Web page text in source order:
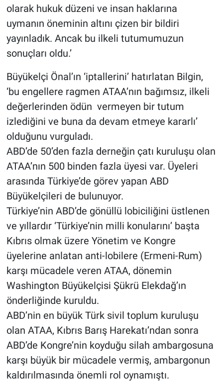
olarak hukuk düzeni ve insan haklarına
uymanın öneminin altını çizen bir bildiri
yayınladık. Ancak bu ilkeli tutumumuzun
sonuçları oldu.’
Büyükelçi Önal’ın ‘iptallerini’ hatırlatan Bilgin,
‘bu engellere ragmen ATAA’nın bağımsız, ilkeli
değerlerinden ödün vermeyen bir tutum
izlediğini ve buna da devam etmeye kararlı’
olduğunu vurguladı.
ABD’de 50’den fazla derneğin çatı kuruluşu olan
ATAA’nın 500 binden fazla üyesi var. Üyeleri
arasında Türkiye’de görev yapan ABD
Büyükelçileri de bulunuyor.
Türkiye’nin ABD’de gönüllü lobiciliğini üstlenen
ve yıllardır ‘Türkiye’nin milli konularını’ başta
Kıbrıs olmak üzere Yönetim ve Kongre
üyelerine anlatan anti-lobilere (Ermeni-Rum)
karşı mücadele veren ATAA, dönemin
Washington Büyükelçisi Şükrü Elekdağ’ın
önderliğinde kuruldu.
ABD’nin en büyük Türk sivil toplum kuruluşu
olan ATAA, Kıbrıs Barış Harekatı’ndan sonra
ABD’de Kongre’nin koyduğu silah ambargosuna
karşı büyük bir mücadele vermiş, ambargonun
kaldırılmasında önemli rol oynamıştı.